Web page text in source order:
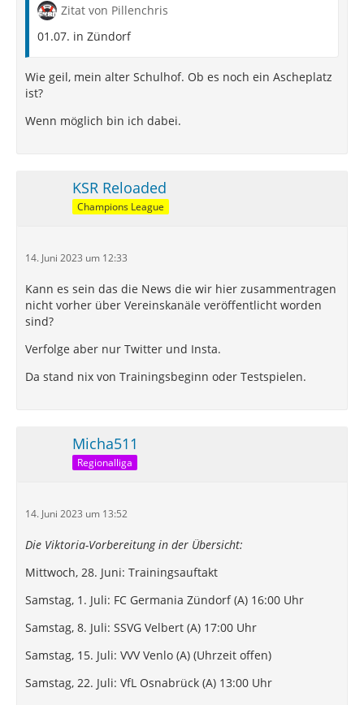
Zitat von Pillenchris
01.07. in Zündorf
Wie geil, mein alter Schulhof. Ob es noch ein Ascheplatz
ist?
Wenn möglich bin ich dabei.
KSR Reloaded
Champions League
14. Juni 2023 um 12:33
Kann es sein das die News die wir hier zusammentragen
nicht vorher über Vereinskanäle veröffentlicht worden
sind?
Verfolge aber nur Twitter und Insta.
Da stand nix von Trainingsbeginn oder Testspielen.
Micha511
Regionalliga
14. Juni 2023 um 13:52
Die Viktoria-Vorbereitung in der Übersicht:
Mittwoch, 28. Juni: Trainingsauftakt
Samstag, 1. Juli: FC Germania Zündorf (A) 16:00 Uhr
Samstag, 8. Juli: SSVG Velbert (A) 17:00 Uhr
Samstag, 15. Juli: VVV Venlo (A) (Uhrzeit offen)
Samstag, 22. Juli: VfL Osnabrück (A) 13:00 Uhr